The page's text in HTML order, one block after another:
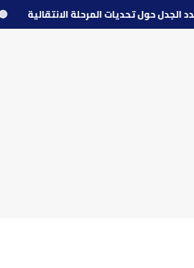
الجدل حول تحديات المرحلة الانتقالية